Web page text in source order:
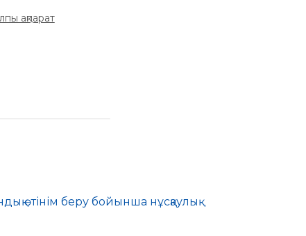
ақпарат
өтінім беру бойынша нұсқаулық